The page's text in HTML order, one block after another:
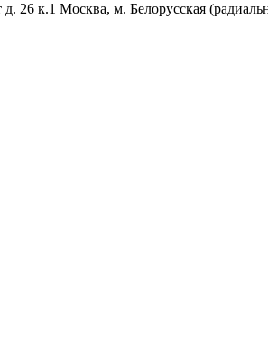
26 к.1 Москва, м. Белорусская